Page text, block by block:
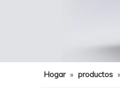
Hogar » productos »